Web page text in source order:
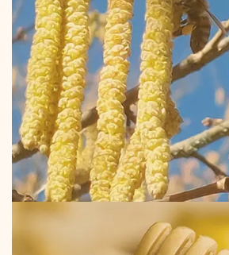
z'est parti !